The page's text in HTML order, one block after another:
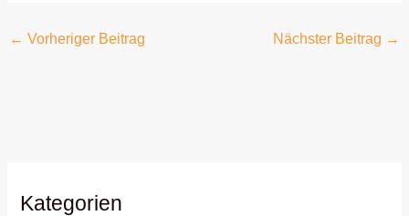
← Vorheriger Beitrag Nächster Beitrag →
Kategorien